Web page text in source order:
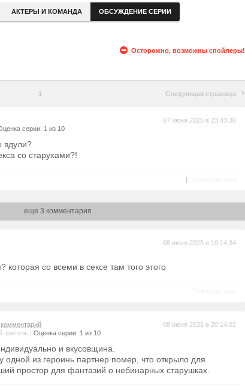
АКТЕРЫ И КОМАНДА ОБСУЖДЕНИЕ СЕРИИ
Осторожно, возможны спойлеры!
1 Следующая страница
серии: 1 из 10
07 июня 2025 в 23:43:30
вдули?
со старухами?!
|
еще 3 комментария
08 июня 2025 в 19:14:34
которая со всеми в сексе там того этого
комментарий
зритель Оценка серии: 1 из 10
08 июня 2025 в 20:14:02
и вкусовщина.
одной из героинь партнер помер, что открыло для
простор для фантазий о небинарных старушках.